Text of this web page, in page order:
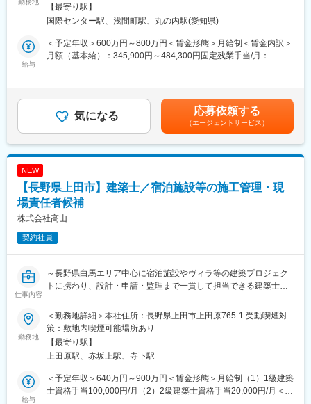
り、スピード感が速く、一連の流れを見ながら業務にあたってい
ただけます。
変更の範囲：会社の定める業務
デベロッパーの代行業務として、ショッピングセンターや複合施
設の商業テナント・オフィステナントの、内装設計・デザインや
内装工事に関する監理・指導を行い、計画からOPENまで一連の
調整業務を担います。
内装監理は工事の現場管理とは異なり、ルールに基づいたテナン
ック・指導を行います。
（1）テナントに対する設計・デザインルールの策定及び設計説明
会の開催
（6）テナント工事完了時の検査実施
（7）開業に向けた施設関係者やテナント関係者との調整
近年は内装監理の重要性も高まり、不動産系・小売系・交通イン
フラ系など様々なデベロッパーからの業務委託を受け、
す。
一般的には多忙だと言われる内装業界ですが、年休125日・在宅
ワーク・フレックス制導入・産休、育休取得率100％と働きやす
い環境が整っています。
■同社の魅力と特徴：
【内装事業から総合空間プロデュース企業へ】
店舗の設計・施工から大型商業施設・飲食店など「商業」の『空
勤務地 煙対策：敷地内喫煙可能場所あり
【最寄り駅】
国際センター駅、浅間町駅、丸の内駅(愛知県)
給与
＜予定年収＞600万円～800万円＜賃金形態＞月給制＜賃金内訳＞
月額（基本給）：345,900円～484,300円固定残業手当/月：
時間外手当 20時間分含む※固定時間外外当を超える分は差額分
をを給します※前職の経験・年収を考慮し給与額を提示しま賃金は
あくまでも目安の金額であり、選考を通じて上下する可能性があ
ります。月給(月額)は固定手当を含めた表記です。
気になる 応募依頼する
（エージェントサービス）
NEW
【長野県上田市】建築士／宿泊施設等の施工管理・現
場責任者候補
株式会社高山
契約社員
仕事内容
～長野県白馬エリア中心に宿泊施設やヴィラ等の建築プロジェク
トに携わり、設計・申請・監理まで一貫して担当できる建築士職
■業務概要
当社は長野県上田市を拠点に、総合建設・測量・開発事業を展開
しています。本ポジションでは、白馬エリアを中心とした建築物
（ヴィラ・宿泊施設等）の設計業務全般に携わり、設計から申
請、監理業務までトータルにご担当いただきます。プロジェクト
の技術支援や各種申請、構造計画・構造計算、図面作成など、建
築士の専門性を存分に発揮できる環境です。
勤務地
＜勤務地詳細＞本社住所：長野県上田市上田原765-1 受動喫煙対
策：敷地内喫煙可能場所あり
【最寄り駅】
上田原駅、赤坂上駅、寺下駅
給与
＜予定年収＞640万円～900万円＜賃金形態＞月給制（1）1級建築
士資格手当100,000円/月（2）2級建築士資格手当20,000円/月＜賃